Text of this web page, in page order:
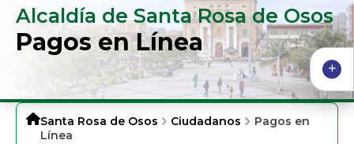
Alcaldía de Santa Rosa de Osos
Pagos en Línea
Santa Rosa de Osos Ciudadanos
Pagos en
Línea